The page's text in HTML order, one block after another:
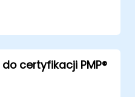
umiejętności w
potrzeb
wymaganiami
projektów.
certyfikacji PMP®